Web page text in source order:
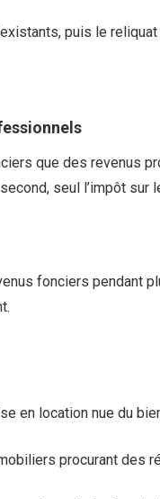
puis le
que des revenus
seul l’impôt sur
fonciers pendant
en location nue du
procurant des